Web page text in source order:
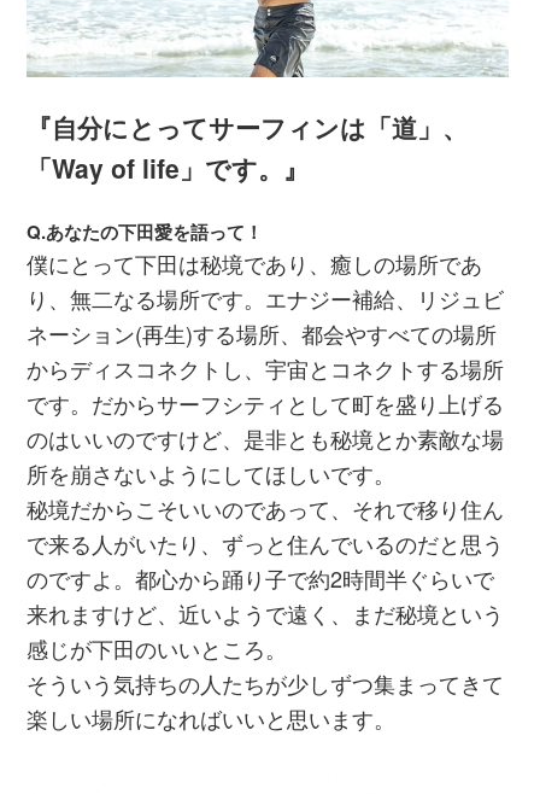
『自分にとってサーフィンは「道」、
「Way of life」です。』
Q.あなたの下田愛を語って！
僕にとって下田は秘境であり、癒しの場所であ
り、無二なる場所です。エナジー補給、リジュビ
ネーション(再生)する場所、都会やすべての場所
からディスコネクトし、宇宙とコネクトする場所
です。だからサーフシティとして町を盛り上げる
のはいいのですけど、是非とも秘境とか素敵な場
所を崩さないようにしてほしいです。
秘境だからこそいいのであって、それで移り住ん
で来る人がいたり、ずっと住んでいるのだと思う
のですよ。都心から踊り子で約2時間半ぐらいで
来れますけど、近いようで遠く、まだ秘境という
感じが下田のいいところ。
そういう気持ちの人たちが少しずつ集まってきて
楽しい場所になればいいと思います。